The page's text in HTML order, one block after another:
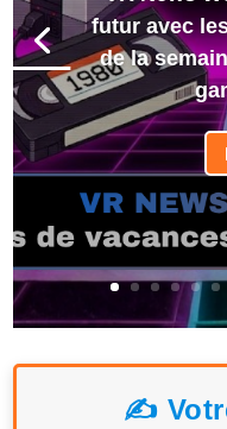
futur avec
de la
✍️